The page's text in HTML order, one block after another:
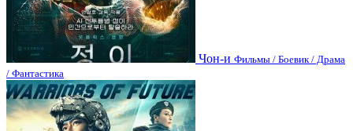
Чон-и Фильмы / Боевик / Драма
/ Фантастика